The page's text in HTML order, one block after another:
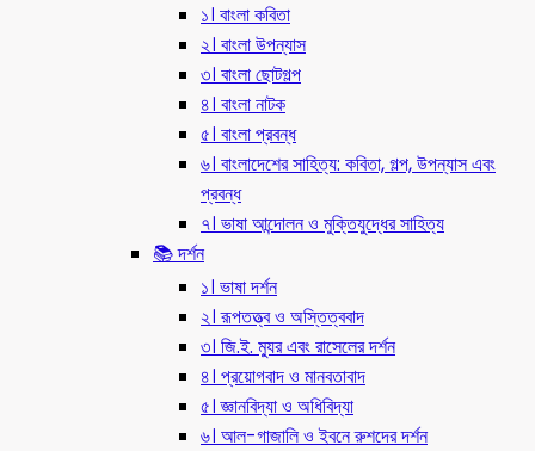
১। বাংলা কবিতা
২। বাংলা উপন্যাস
৩। বাংলা ছোটগল্প
৪। বাংলা নাটক
৫। বাংলা প্রবন্ধ
৬। বাংলাদেশের সাহিত্য: কবিতা, গল্প, উপন্যাস এবং
প্রবন্ধ
৭। ভাষা আন্দোলন ও মুক্তিযুদ্ধের সাহিত্য
📚 দর্শন
১। ভাষা দর্শন
২। রূপতত্ত্ব ও অস্তিত্ববাদ
৩। জি.ই. ম্যুর এবং রাসেলের দর্শন
৪। প্রয়োগবাদ ও মানবতাবাদ
৫। জ্ঞানবিদ্যা ও অধিবিদ্যা
৬। আল-গাজালি ও ইবনে রুশদের দর্শন